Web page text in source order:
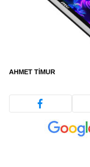
AHMET TIMUR